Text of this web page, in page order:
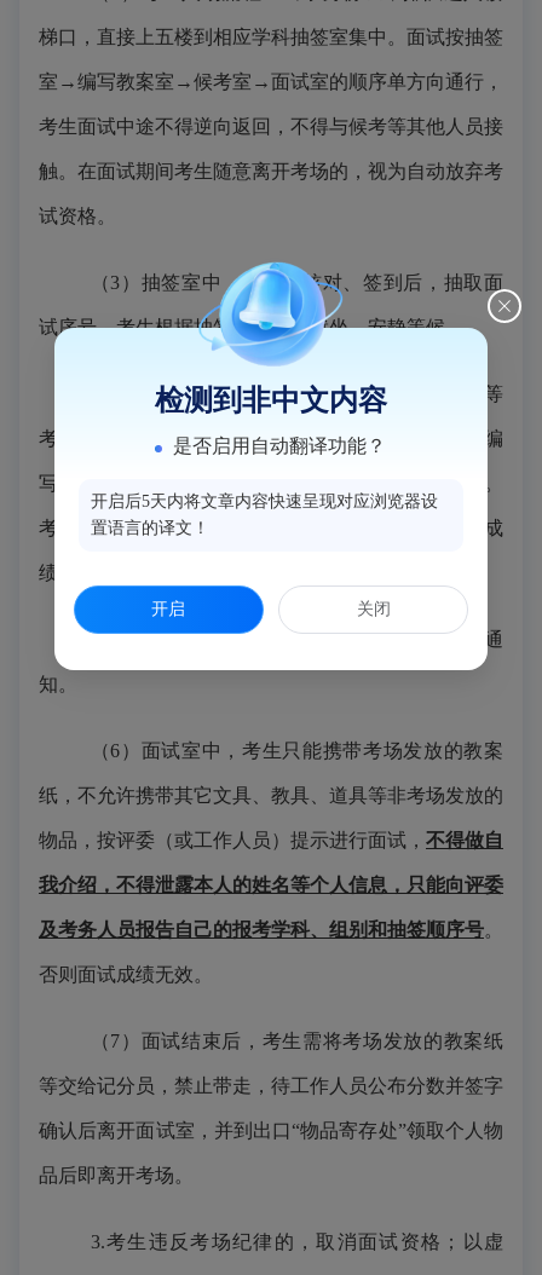
梯口，直接上五楼到相应学科抽签室集中 。 面试按抽签
室→编写教案室→候考室→面试室的顺序单方向通行，
考生面试中途不得逆向返回，不得与候考等其他人员接
触。在面试期间考生随意离开考场的，视为自动放弃考
试资格。
（3）抽签室中，经身份核对、签到后，抽取面
试序号。考生根据抽签序号依次就坐，安静等候。
（4）编写教案室中，严禁夹带、传递、抄袭等
考场违纪行为。考生用考场发放的黑色水笔 和教案纸编
写教案，并在规定位置填写学科、组别及抽签的号码。
考生编写教案时间为45分钟 ，编写的教案不计入面试成
绩。
（5）候考室中，安静候考，等待工作人员通
知。
（6）面试室中，考生只能携带考场发放的教案
纸，不允许携带其它文具、教具、道具等非考场发放的
物品，按评委（或工作人员）提示进行面试， 不得做自
我介绍，不得泄露本人的姓名等个人信息，只能向评委
及考务人员报告自己的报考学科、组别和抽签顺序号。
否则面试成绩无效。
（7）面试结束后，考生需将考场发放的教案纸
等交给记分员，禁止带走，待工作人员公布分数并签字
确认后离开面试室，并到出口“物品寄存处”领取个人物
品后即离开考场。
3.考生违反考场纪律的，取消面试资格；以虚
检测到非中文内容
是否启用自动翻译功能？
开启后5天内将文章内容快速呈现对应浏览器设
置语言的译文！
开启 关闭